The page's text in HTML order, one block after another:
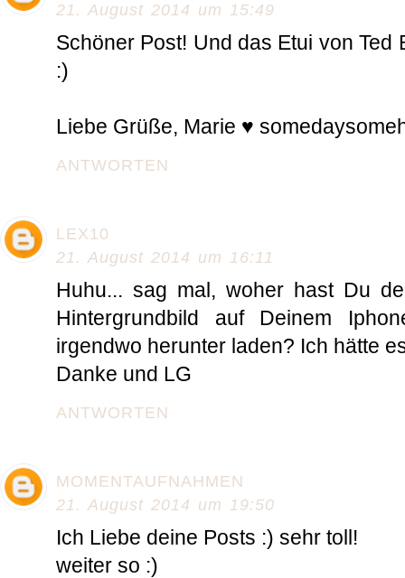
21. August 2014 um 15:49
Schöner Post! Und das Etui von Ted
:)
Liebe Grüße, Marie ♥
ANTWORTEN
LEX10
21. August 2014 um 16:11
Huhu... sag mal, woher hast Du
Hintergrundbild auf Deinem
irgendwo herunter laden? Ich hätte
Danke und LG
ANTWORTEN
MOMENTAUFNAHMEN
21. August 2014 um 19:50
Ich Liebe deine Posts :) sehr toll!
weiter so :)